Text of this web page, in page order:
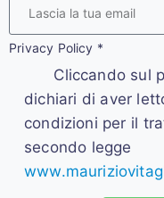
Privacy Policy *
Cliccando sul
dichiari di aver
condizioni per il
secondo legge